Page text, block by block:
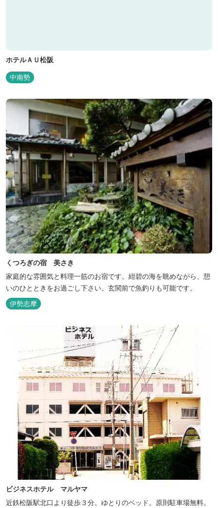
ホテルＡＵ松阪
中南勢
くつろぎの宿 美さき
家庭的な雰囲気と料理一筋のお宿です。紺碧の海を眺めながら、憩
いのひとときをお過ごし下さい。玄関前で魚釣りも可能です。
伊勢志摩
ビジネスホテル マルヤマ
近鉄松阪駅北口より徒歩３分。ゆとりのベッド。原則駐車場無料。